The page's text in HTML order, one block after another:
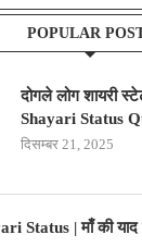
POPULAR
दोगले लोग शायरी
Shayari Status
दिसम्बर 21, 2025
Status | माँ की याद